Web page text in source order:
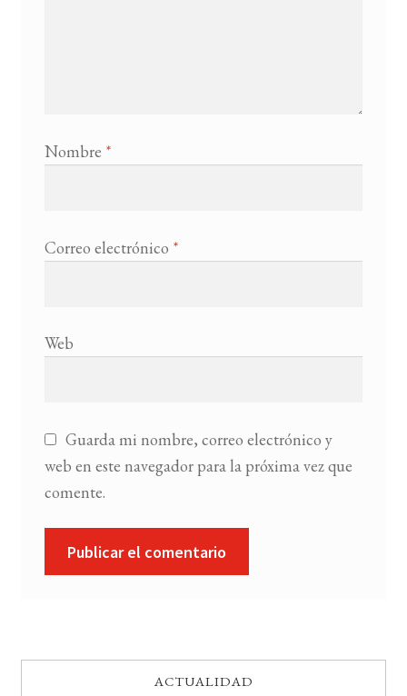
Nombre *
Correo electrónico *
Web
Guarda mi nombre, correo electrónico y
web en este navegador para la próxima vez que
comente.
ACTUALIDAD